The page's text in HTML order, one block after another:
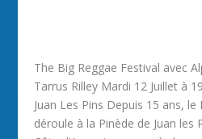
The Big Reggae Festival avec
Tarrus Rilley Mardi 12 Juillet à
Juan Les Pins Depuis 15 ans,
déroule à la Pinède de Juan les